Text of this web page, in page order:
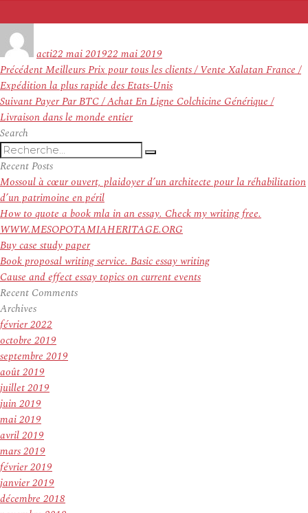
actile
22 mai 201922 mai 2019
Navigation
de
l’article
PrécédentArticle
précédent :
Meilleurs Prix pour tous les clients / Vente Xalatan France /
Expédition la plus rapide des Etats-Unis
SuivantArticle
suivant :
Payer Par BTC / Achat En Ligne Colchicine Générique /
Livraison dans le monde entier
Search
Recherche
pour
:
Recherche
Recent Posts
Mossoul à cœur ouvert, plaidoyer d’un architecte pour la réhabilitation
d’un patrimoine en péril
How to quote a book mla in an essay. Check my writing free.
WWW.MESOPOTAMIAHERITAGE.ORG
Buy case study paper
Book proposal writing service. Basic essay writing
Cause and effect essay topics on current events
Recent Comments
Archives
février 2022
octobre 2019
septembre 2019
août 2019
juillet 2019
juin 2019
mai 2019
avril 2019
mars 2019
février 2019
janvier 2019
décembre 2018